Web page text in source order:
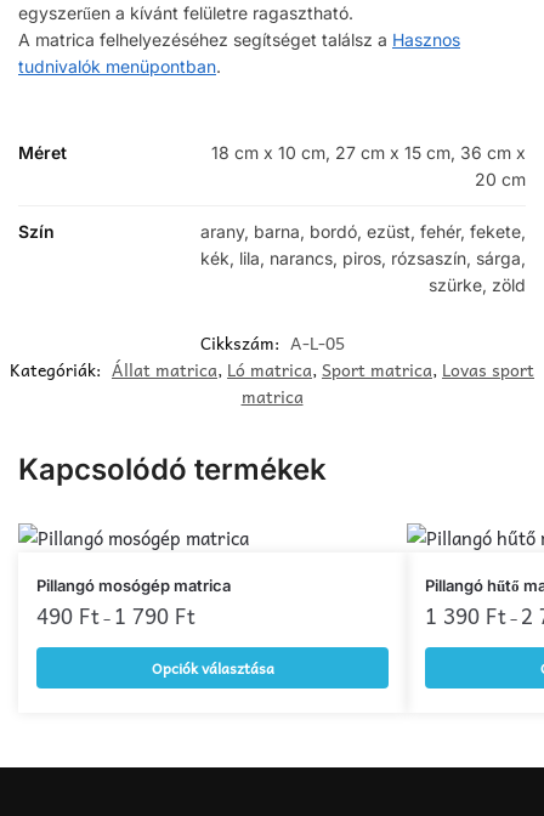
egyszerűen a kívánt felületre ragasztható.
A matrica felhelyezéséhez segítséget találsz a Hasznos
tudnivalók menüpontban.
Méret
18 cm x 10 cm, 27 cm x 15 cm, 36 cm x
20 cm
Szín
arany, barna, bordó, ezüst, fehér, fekete,
kék, lila, narancs, piros, rózsaszín, sárga,
szürke, zöld
Cikkszám: A-L-05
Kategóriák: Állat matrica, Ló matrica,Sport matrica, Lovas sport
matrica
Kapcsolódó termékek
Pillangó mosógép matrica
490 Ft– 1 790 Ft
Opciók választása
Ennek
a
terméknek
Pillangó hűtő
1 390 Ft– 2
Ennek
a
terméknek